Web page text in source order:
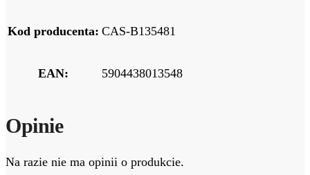
Kod producenta: CAS-B135481
EAN: 5904438013548
Opinie
Na razie nie ma opinii o produkcie.